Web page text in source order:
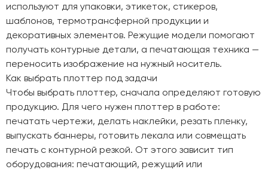
используют для упаковки, этикеток, стикеров,
шаблонов, термотрансферной продукции и
декоративных элементов. Режущие модели помогают
получать контурные детали, а печатающая техника —
переносить изображение на нужный носитель.
Как выбрать плоттер под задачи
Чтобы выбрать плоттер, сначала определяют готовую
продукцию. Для чего нужен плоттер в работе:
печатать чертежи, делать наклейки, резать пленку,
выпускать баннеры, готовить лекала или совмещать
печать с контурной резкой. От этого зависит тип
оборудования: печатающий, режущий или